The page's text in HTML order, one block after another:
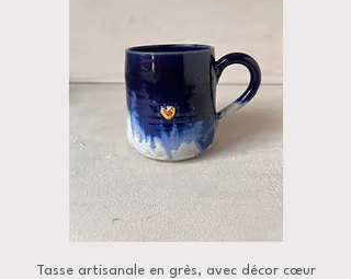
Tasse artisanale en grès, avec décor cœur